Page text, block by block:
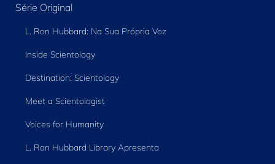
Série Original
L. Ron Hubbard: Na Sua Própria Voz
Inside Scientology
Destination: Scientology
Meet a Scientologist
Voices for Humanity
L. Ron Hubbard Library Apresenta